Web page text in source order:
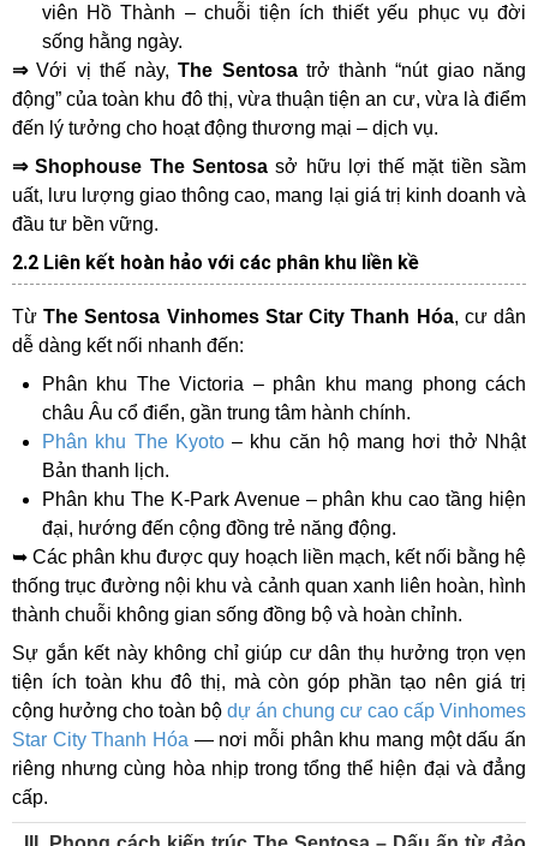
viên Hồ Thành – chuỗi tiện ích thiết yếu phục vụ đời
sống hằng ngày.
⇒Với vị thế này,The Sentosatrở thành “nút giao năng
động” của toàn khu đô thị, vừa thuận tiện an cư, vừa là điểm
đến lý tưởng cho hoạt động thương mại – dịch vụ.
⇒ Shophouse The Sentosasở hữu lợi thế mặt tiền sầm
uất, lưu lượng giao thông cao, mang lại giá trị kinh doanh và
đầu tư bền vững.
2.2 Liên kết hoàn hảo với các phân khu liền kề
TừThe Sentosa Vinhomes Star City Thanh Hóa, cư dân
dễ dàng kết nối nhanh đến:
Phân khu The Victoria – phân khu mang phong cách
châu Âu cổ điển, gần trung tâm hành chính.
Phân khu The Kyoto– khu căn hộ mang hơi thở Nhật
Bản thanh lịch.
Phân khu The K-Park Avenue – phân khu cao tầng hiện
đại, hướng đến cộng đồng trẻ năng động.
➥ Các phân khu được quy hoạch liền mạch, kết nối bằng hệ
thống trục đường nội khu và cảnh quan xanh liên hoàn, hình
thành chuỗi không gian sống đồng bộ và hoàn chỉnh.
Sự gắn kết này không chỉ giúp cư dân thụ hưởng trọn vẹn
tiện ích toàn khu đô thị, mà còn góp phần tạo nên giá trị
cộng hưởng cho toàn bộ dự án chung cư cao cấp Vinhomes
Star City Thanh Hóa — nơi mỗi phân khu mang một dấu ấn
riêng nhưng cùng hòa nhịp trong tổng thể hiện đại và đẳng
cấp.